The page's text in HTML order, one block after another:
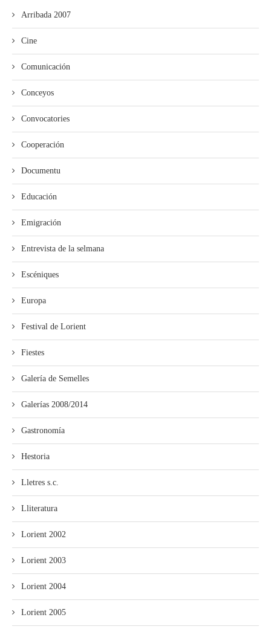
Arribada 2007
Cine
Comunicación
Conceyos
Convocatories
Cooperación
Documentu
Educación
Emigración
Entrevista de la selmana
Escéniques
Europa
Festival de Lorient
Fiestes
Galería de Semelles
Galerías 2008/2014
Gastronomía
Hestoria
Lletres s.c.
Lliteratura
Lorient 2002
Lorient 2003
Lorient 2004
Lorient 2005